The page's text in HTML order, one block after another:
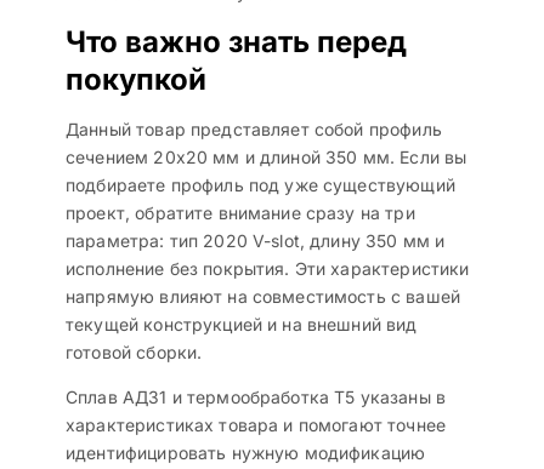
Что важно знать перед
покупкой
Данный товар представляет собой профиль
сечением 20х20 мм и длиной 350 мм. Если вы
подбираете профиль под уже существующий
проект, обратите внимание сразу на три
параметра: тип 2020 V-slot, длину 350 мм и
исполнение без покрытия. Эти характеристики
напрямую влияют на совместимость с вашей
текущей конструкцией и на внешний вид
готовой сборки.
Сплав АД31 и термообработка T5 указаны в
характеристиках товара и помогают точнее
идентифицировать нужную модификацию